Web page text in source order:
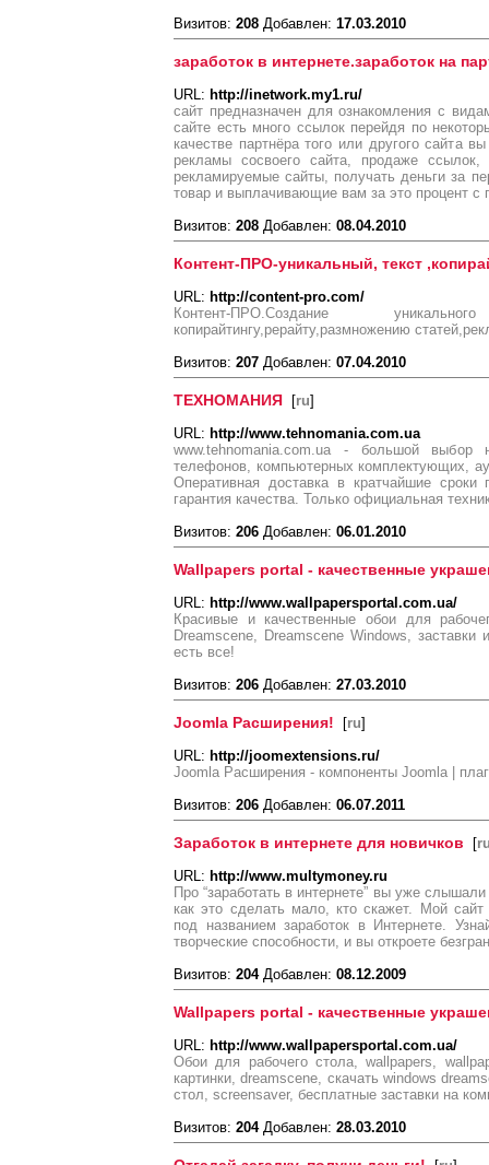
Визитов: 208 Добавлен: 17.03.2010
заработок в интернете.заработок на
URL: http://inetwork.my1.ru/
сайт предназначен для ознакомления с
сайте есть много ссылок перейдя по
качестве партнёра того или другого сайта
рекламы сосвоего сайта, продаже
рекламируемые сайты, получать деньги за
товар и выплачивающие вам за это процент с
Визитов: 208 Добавлен: 08.04.2010
Контент-ПРО-уникальный, текст
URL: http://content-pro.com/
Контент-ПРО.Создание
копирайтингу,рерайту,размножению
Визитов: 207 Добавлен: 07.04.2010
ТЕХНОМАНИЯ [ru]
URL: http://www.tehnomania.com.ua
www.tehnomania.com.ua - большой выбор
телефонов, компьютерных комплектующих,
Оперативная доставка в кратчайшие
гарантия качества. Только официальная
Визитов: 206 Добавлен: 06.01.2010
Wallpapers portal - качественные
URL: http://www.wallpapersportal.com.ua/
Красивые и качественные обои для
Dreamscene, Dreamscene Windows, заставки
есть все!
Визитов: 206 Добавлен: 27.03.2010
Joomla Расширения! [ru]
URL: http://joomextensions.ru/
Joomla Расширения - компоненты Joomla |
Визитов: 206 Добавлен: 06.07.2011
Заработок в интернете для новичков [
URL: http://www.multymoney.ru
Про “заработать в интернете” вы уже
как это сделать мало, кто скажет. Мой сайт
под названием заработок в Интернете.
творческие способности, и вы откроете
Визитов: 204Добавлен: 08.12.2009
Wallpapers portal - качественные
URL: http://www.wallpapersportal.com.ua/
Обои для рабочего стола, wallpapers,
картинки, dreamscene, скачать windows
стол, screensaver, бесплатные заставки на
Визитов: 204Добавлен: 28.03.2010